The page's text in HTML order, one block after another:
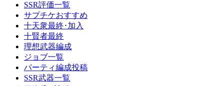
SSR評価一覧
サプチケおすすめ
十天衆最終･加入
十賢者最終
理想武器編成
ジョブ一覧
パーティ編成投稿
SSR武器一覧